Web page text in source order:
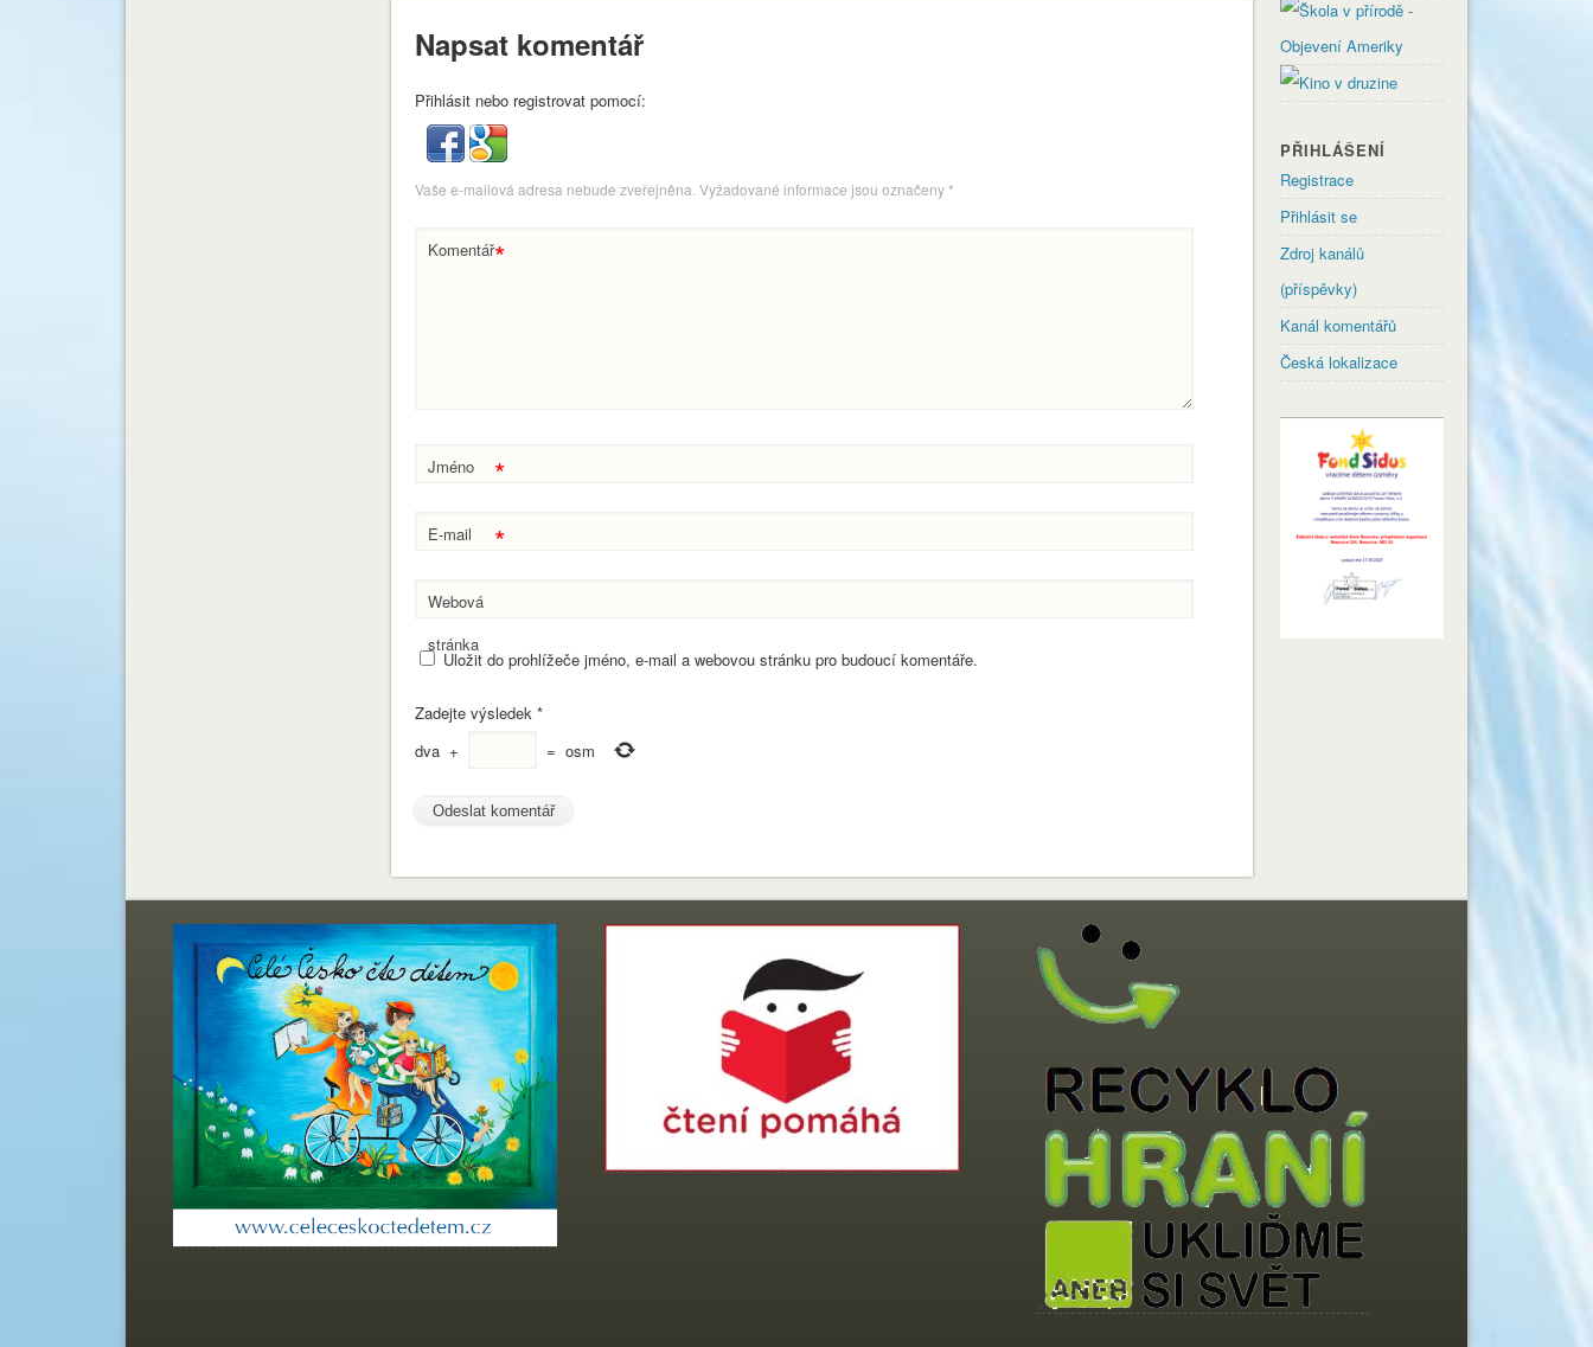
envvyuctovani_osvedceni-1-1
Napsat komentář
Přihlásit nebo registrovat pomocí:
Vaše e-mailová adresa nebude zveřejněna.Vyžadované informace jsou označeny*
Komentář*
Jméno *
E-mail *
Webová
stránka
Uložit do prohlížeče jméno, e-mail a webovou stránku pro budoucí komentáře.
Zadejte výsledek*
dva + = osm
PŘIHLÁŠENÍ
Registrace
Přihlásit se
Zdroj kanálů
(příspěvky)
Kanál komentářů
Česká lokalizace